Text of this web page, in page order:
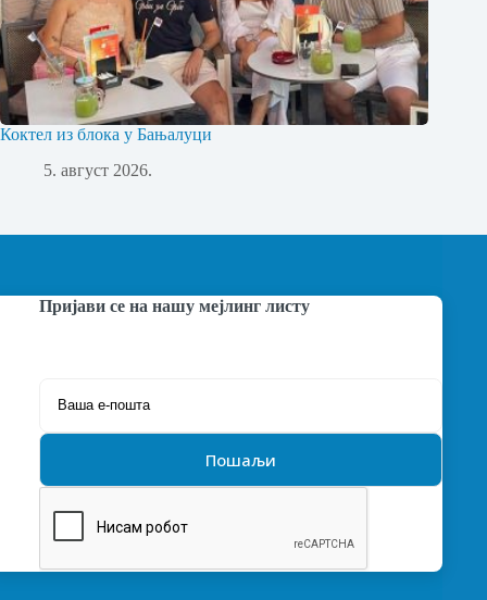
Коктел из блока у Бањалуци
5. август 2026.
Пријави се на нашу мејлинг листу